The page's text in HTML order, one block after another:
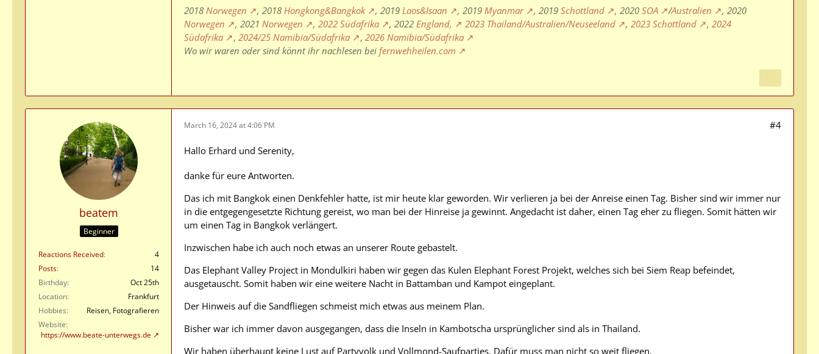
2018 Norwegen , 2018 Hongkong&Bangkok , 2019 Laos&Isaan , 2019 Myanmar , 2019 Schottland , 2020 SOA /Australien
, 2020
Norwegen
, 2021 Norwegen , 2022 Südafrika , 2022 England, 2023 Thailand/Australien/Neuseeland , 2023 Schottland , 2024
Südafrika
, 2024/25 Namibia/Südafrika , 2026 Namibia/Südafrika
Wo wir waren oder sind könnt ihr nachlesen bei fernwehheilen.com
beatem
Beginner
Reactions Received
4
Posts
14
Birthday
Oct 25th
Location
Frankfurt
Hobbies
Reisen, Fotografieren
Website
https://www.beate-unterwegs.de
March 16, 2024 at 4:06 PM #4
Hallo Erhard und Serenity,
danke für eure Antworten.
Das ich mit Bangkok einen Denkfehler hatte, ist mir heute klar geworden. Wir verlieren ja bei der Anreise einen Tag. Bisher sind wir immer nur
in die entgegengesetzte Richtung gereist, wo man bei der Hinreise ja gewinnt. Angedacht ist daher, einen Tag eher zu fliegen. Somit hätten wir
um einen Tag in Bangkok verlängert.
Inzwischen habe ich auch noch etwas an unserer Route gebastelt.
Das Elephant Valley Project in Mondulkiri haben wir gegen das Kulen Elephant Forest Projekt, welches sich bei Siem Reap befeindet,
ausgetauscht. Somit haben wir eine weitere Nacht in Battamban und Kampot eingeplant.
Der Hinweis auf die Sandfliegen schmeist mich etwas aus meinem Plan.
Bisher war ich immer davon ausgegangen, dass die Inseln in Kambotscha ursprünglicher sind als in Thailand.
Wir haben überhaupt keine Lust auf Partyvolk und Vollmond-Saufparties. Dafür muss man nicht so weit fliegen.